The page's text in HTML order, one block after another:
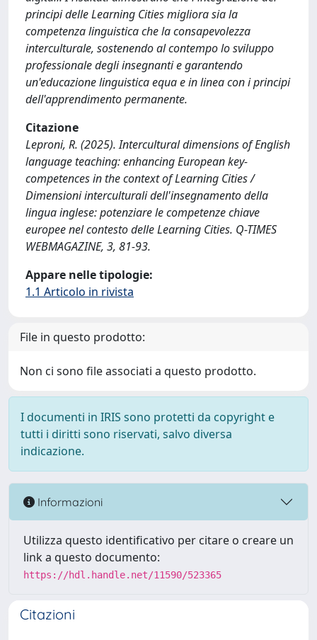
principi delle Learning Cities migliora sia la
competenza linguistica che la consapevolezza
interculturale, sostenendo al contempo lo sviluppo
professionale degli insegnanti e garantendo
un'educazione linguistica equa e in linea con i principi
dell'apprendimento permanente.
Citazione
Leproni, R. (2025). Intercultural dimensions of English
language teaching: enhancing European key-
competences in the context of Learning Cities /
Dimensioni interculturali dell'insegnamento della
lingua inglese: potenziare le competenze chiave
europee nel contesto delle Learning Cities. Q-TIMES
WEBMAGAZINE, 3, 81-93.
Appare nelle tipologie:
1.1 Articolo in rivista
File in questo prodotto:
Non ci sono file associati a questo prodotto.
I documenti in IRIS sono protetti da copyright e
tutti i diritti sono riservati, salvo diversa
indicazione.
Informazioni
Utilizza questo identificativo per citare o creare un
link a questo documento:
https://hdl.handle.net/11590/523365
Citazioni